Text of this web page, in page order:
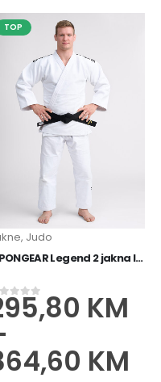
TOP
, Judo
IPPONGEAR Legend 2 jakna IJF bijela
5 KM
KM